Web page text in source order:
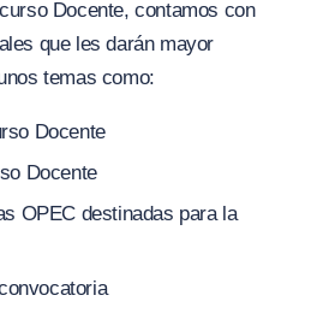
Docente, contamos con
que les darán mayor
temas como:
Docente
Docente
OPEC destinadas para la